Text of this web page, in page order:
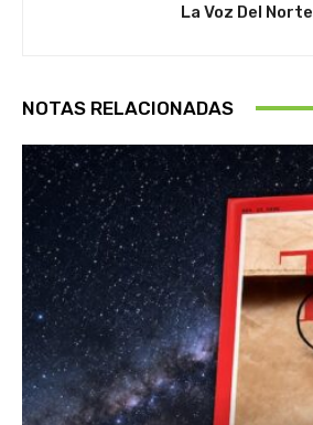
La Voz Del Norte
NOTAS RELACIONADAS